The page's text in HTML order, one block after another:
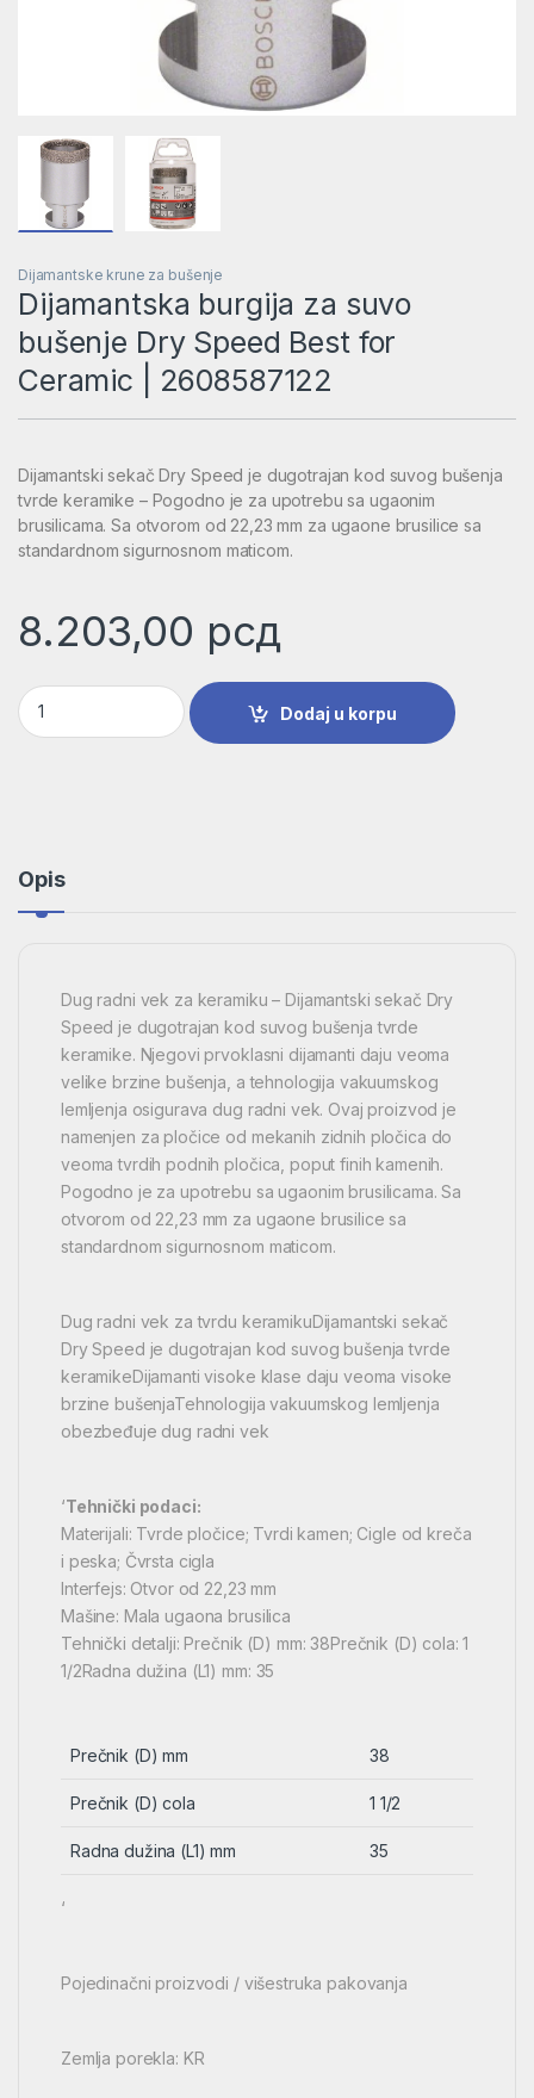
Dijamantske krune za bušenje
Dijamantska burgija za suvo
bušenje Dry Speed Best for
Ceramic | 2608587122
Dijamantski sekač Dry Speed je dugotrajan kod suvog bušenja
tvrde keramike – Pogodno je za upotrebu sa ugaonim
brusilicama. Sa otvorom od 22,23 mm za ugaone brusilice sa
standardnom sigurnosnom maticom.
8.203,00 рсд
Dijamantska burgija za suvo bušenje Dry Speed Best for
Dodaj u korpu
Opis
Dug radni vek za keramiku – Dijamantski sekač Dry
Speed je dugotrajan kod suvog bušenja tvrde
keramike. Njegovi prvoklasni dijamanti daju veoma
velike brzine bušenja, a tehnologija vakuumskog
lemljenja osigurava dug radni vek. Ovaj proizvod je
namenjen za pločice od mekanih zidnih pločica do
veoma tvrdih podnih pločica, poput finih kamenih.
Pogodno je za upotrebu sa ugaonim brusilicama. Sa
otvorom od 22,23 mm za ugaone brusilice sa
standardnom sigurnosnom maticom.
Dug radni vek za tvrdu keramikuDijamantski sekač
Dry Speed je dugotrajan kod suvog bušenja tvrde
keramikeDijamanti visoke klase daju veoma visoke
brzine bušenjaTehnologija vakuumskog lemljenja
obezbeđuje dug radni vek
‘Tehnički podaci:
Materijali: Tvrde pločice; Tvrdi kamen; Cigle od kreča
i peska; Čvrsta cigla
Interfejs: Otvor od 22,23 mm
Mašine: Mala ugaona brusilica
Tehnički detalji: Prečnik (D) mm: 38Prečnik (D) cola: 1
1/2Radna dužina (L1) mm: 35
Prečnik (D) mm 38
Prečnik (D) cola 1 1/2
Radna dužina (L1) mm 35
‘
Pojedinačni proizvodi / višestruka pakovanja
Zemlja porekla: KR